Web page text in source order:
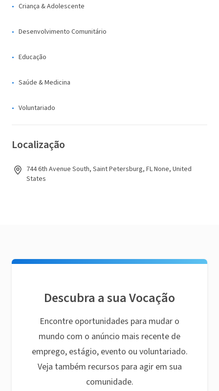
Criança & Adolescente
Desenvolvimento Comunitário
Educação
Saúde & Medicina
Voluntariado
Localização
744 6th Avenue South, Saint Petersburg, FL None, United
States
Descubra a sua Vocação
Encontre oportunidades para mudar o
mundo com o anúncio mais recente de
emprego, estágio, evento ou voluntariado.
Veja também recursos para agir em sua
comunidade.